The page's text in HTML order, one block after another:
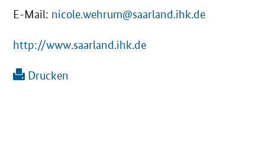
E-Mail: nicole.wehrum@saarland.ihk.de
http://www.saarland.ihk.de
Drucken